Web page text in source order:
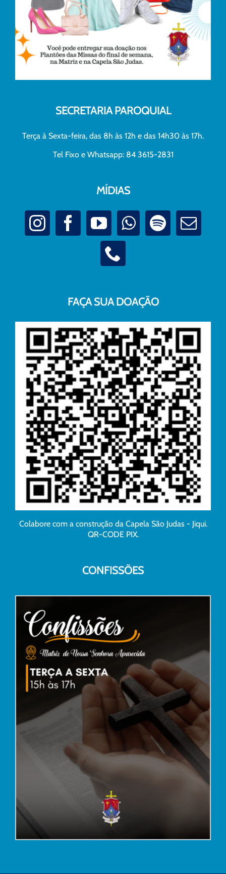
SECRETARIA PAROQUIAL
Terça à Sexta-feira, das 8h às 12h e das 14h30 às 17h.
Tel Fixo e Whatsapp: 84 3615-2831
MÍDIAS
FAÇA SUA DOAÇÃO
Colabore com a construção da Capela São Judas - Jiqui.
QR-CODE PIX.
CONFISSÕES